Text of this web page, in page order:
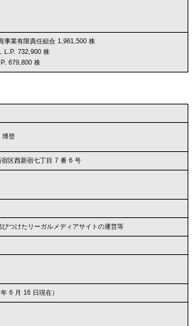
事業有限責任組合 1,961,500 株
L.P. 732,900 株
679,800 株
博登
宿区西新宿七丁目 7 番 6 号
つけたリーガルメディアサイトの運営等
6 月 16 日現在）